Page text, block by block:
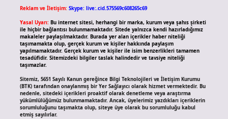
Reklam ve İletişim: Skype: live:.cid.575569c608265c69
Yasal Uyarı: Bu internet sitesi, herhangi bir marka, kurum veya şahıs şirketi
ile hiçbir bağlantısı bulunmamaktadır. Sitede yalnızca kendi hazırladığımız
makaleler paylaşılmaktadır. Burada yer alan içerikler haber niteliği
taşımamakta olup, gerçek kurum ve kişiler hakkında paylaşım
yapılmamaktadır. Gerçek kurum ve kişiler ile isim benzerlikleri tamamen
tesadüfidir. Sitemizdeki bilgiler taslak halindedir ve tavsiye niteliği
taşımazlar.
Sitemiz, 5651 Sayılı Kanun gereğince Bilgi Teknolojileri ve İletişim Kurumu
(BTK) tarafından onaylanmış bir Yer Sağlayıcı olarak hizmet vermektedir. Bu
nedenle, sitedeki içerikleri proaktif olarak denetleme veya araştırma
yükümlülüğümüz bulunmamaktadır. Ancak, üyelerimiz yazdıkları içeriklerin
sorumluluğunu taşımakta olup, siteye üye olarak bu sorumluluğu kabul
etmiş sayılırlar.